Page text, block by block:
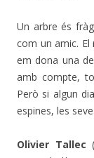
Un arbre és
com un amic.
em dona una
amb compte,
Però si algun
espines, les
Olivier Tallec